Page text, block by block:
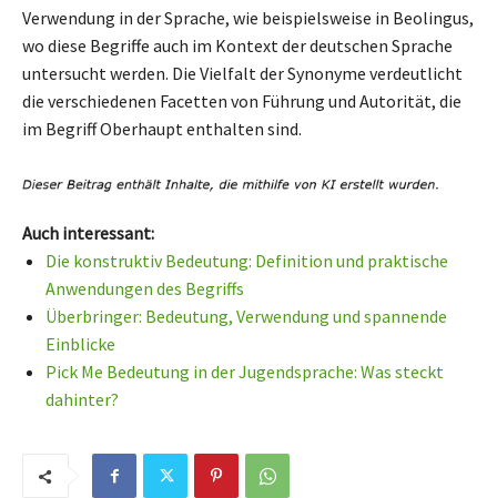
Verwendung in der Sprache, wie beispielsweise in Beolingus,
wo diese Begriffe auch im Kontext der deutschen Sprache
untersucht werden. Die Vielfalt der Synonyme verdeutlicht
die verschiedenen Facetten von Führung und Autorität, die
im Begriff Oberhaupt enthalten sind.
Auch interessant:
Die konstruktiv Bedeutung: Definition und praktische
Anwendungen des Begriffs
Überbringer: Bedeutung, Verwendung und spannende
Einblicke
Pick Me Bedeutung in der Jugendsprache: Was steckt
dahinter?